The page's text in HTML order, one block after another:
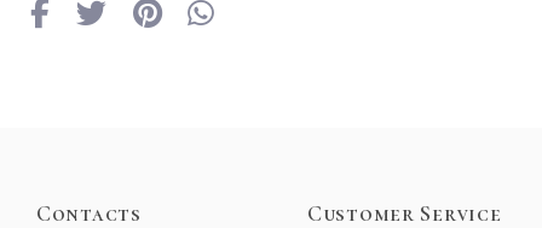
Contacts Customer Service